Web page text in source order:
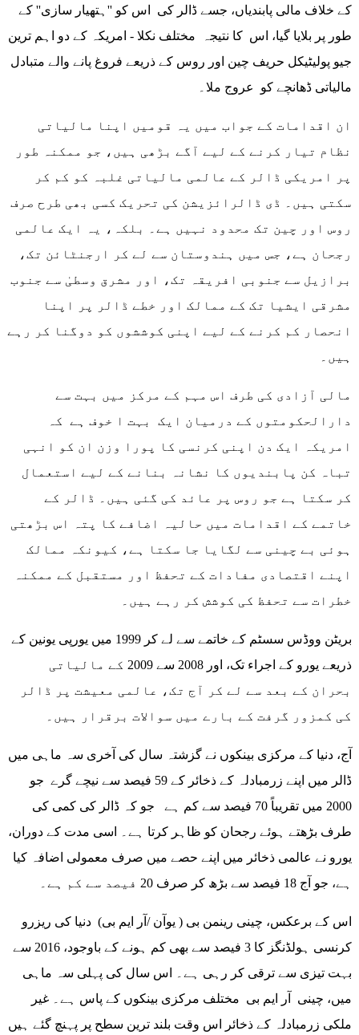
کے خلاف مالی پابندیاں، جسے ڈالر کی اس کو ''ہتھیار سازی'' کے
طور پر بلایا گیا، اس کا نتیجہ مختلف نکلا - امریکہ کے دو اہم ترین
جیو پولیٹیکل حریف چین اور روس کے ذریعے فروغ پانے والے متبادل
مالیاتی ڈھانچے کو عروج ملا۔
ان اقدامات کے جواب میں یہ قومیں اپنا مالیاتی
نظام تیار کرنے کے لیے آگے بڑھی ہیں، جو ممکنہ طور
پر امریکی ڈالر کے عالمی مالیاتی غلبہ کو کم کر
سکتی ہیں۔ ڈی ڈالرائزیشن کی تحریک کسی بھی طرح صرف
روس اور چین تک محدود نہیں ہے۔ بلکہ، یہ ایک عالمی
رجحان ہے، جس میں ہندوستان سے لے کر ارجنٹائن تک،
برازیل سے جنوبی افریقہ تک، اور مشرق وسطیٰ سے جنوب
مشرقی ایشیا تک کے ممالک اور خطے ڈالر پر اپنا
انحصار کم کرنے کے لیے اپنی کوششوں کو دوگنا کر رہے
ہیں۔
مالی آزادی کی طرف اس مہم کے مرکز میں بہت سے
دارالحکومتوں کے درمیان ایک بہت ا خوف ہے کہ
امریکہ ایک دن اپنی کرنسی کا پورا وزن ان کو انہی
تباہ کن پابندیوں کا نشانہ بنانے کے لیے استعمال
کر سکتا ہے جو روس پر عائد کی گئی ہیں۔ ڈالر کے
خاتمے کے اقدامات میں حالیہ اضافے کا پتہ اس بڑھتی
ہوئی بے چینی سے لگایا جا سکتا ہے، کیونکہ ممالک
اپنے اقتصادی مفادات کے تحفظ اور مستقبل کے ممکنہ
خطرات سے تحفظ کی کوشش کر رہے ہیں۔
بریٹن ووڈس سسٹم کے خاتمے سے لے کر 1999 میں یورپی یونین کے
ذریعے یورو کے اجراء تک، اور 2008 سے 2009 کے مالیاتی
بحران کے بعد سے لے کر آج تک، عالمی معیشت پر ڈالر
کی کمزور گرفت کے بارے میں سوالات برقرار ہیں۔
آج، دنیا کے مرکزی بینکوں نے گزشتہ سال کی آخری سہ ماہی میں
ڈالر میں اپنے زرمبادلہ کے ذخائر کے 59 فیصد سے نیچے گرے جو
2000 میں تقریباً 70 فیصد سے کم ہے جو کہ ڈالر کی کمی کی
طرف بڑھتے ہوئے رجحان کو ظاہر کرتا ہے۔ اسی مدت کے دوران،
یورو نے عالمی ذخائر میں اپنے حصے میں صرف معمولی اضافہ کیا
ہے، جو آج 18 فیصد سے بڑھ کر صرف 20 فیصد سے کم ہے۔
اس کے برعکس، چینی رینمن بی ( یوآن /آر ایم بی) دنیا کی ریزرو
کرنسی ہولڈنگز کا 3 فیصد سے بھی کم ہونے کے باوجود، 2016 سے
بہت تیزی سے ترقی کر رہی ہے۔ اس سال کی پہلی سہ ماہی
میں، چینی آر ایم بی مختلف مرکزی بینکوں کے پاس ہے۔ غیر
ملکی زرمبادلہ کے ذخائر اس وقت بلند ترین سطح پر پہنچ گئے ہیں